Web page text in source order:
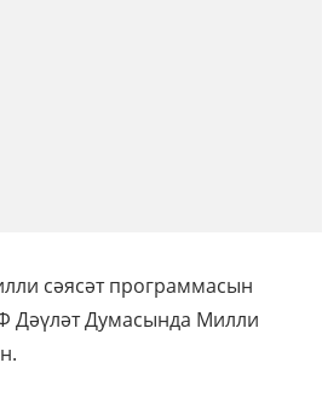
сәясәт программасын
Дәүләт Думасында Милли